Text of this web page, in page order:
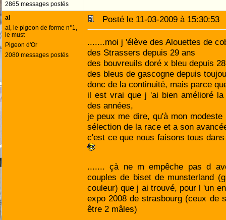
2865 messages postés
al
al, le pigeon de forme n°1,
le must
Pigeon d'Or
2080 messages postés
Posté le 11-03-2009 à
.......moi j 'élève des Alouettes de
des Strassers depuis 29 ans
des bouvreuils doré x bleu depuis
des bleus de gascogne depuis
donc de la continuité, mais parce
il est vrai que j 'ai bien amélioré
des années,
je peux me dire, qu'à mon
sélection de la race et a son
c'est ce que nous faisons tous
....... çà ne m empêche pas d
couples de biset de munsterland
couleur) que j ai trouvé, pour l 'un
expo 2008 de strasbourg (ceux de
être 2 mâles)